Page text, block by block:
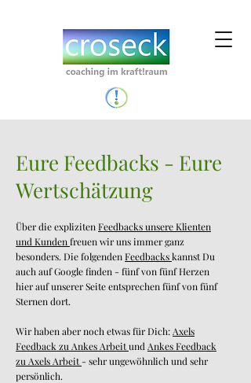
Eure Feedbacks - Eure
Wertschätzung
Über die expliziten Feedbacks unsere Klienten
und Kunden freuen wir uns immer ganz
besonders. Die folgenden Feedbackskannst Du
auch auf Google finden - fünf von fünf Herzen
hier auf unserer Seite entsprechen fünf von fünf
Sternen dort.
Wir haben aber noch etwas für Dich: Axels
Feedback zu Ankes Arbeitund Ankes Feedback
zu Axels Arbeit- sehr ungewöhnlich und sehr
persönlich.